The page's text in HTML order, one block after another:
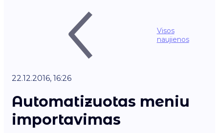
Visos
naujienos
22.12.2016, 16:26
Automatizuotas meniu
importavimas